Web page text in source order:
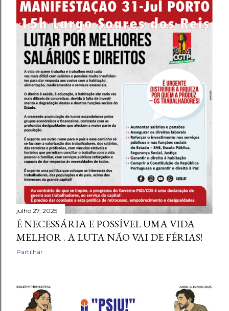
g
n
julho 27, 2025
É NECESSÁRIA E POSSÍVEL UMA VIDA
MELHOR . A LUTA NÃO VAI DE FÉRIAS!
Partilhar